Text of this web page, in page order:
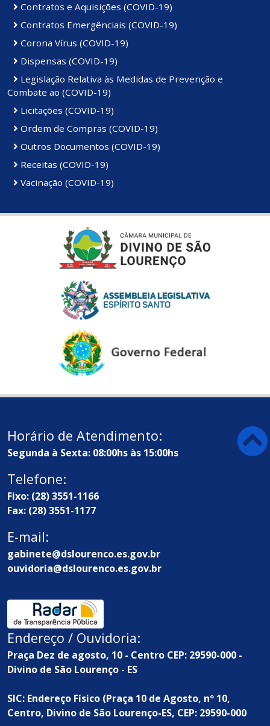
Contratos e Aquisições (COVID-19)
Contratos Emergênciais (COVID-19)
Corona Vírus (COVID-19)
Dispensas (COVID-19)
Legislação Relativa às Medidas de Prevenção e
Combate ao (COVID-19)
Licitações (COVID-19)
Ordem de Compras (COVID-19)
Outros Documentos (COVID-19)
Receitas (COVID-19)
Vacinação (COVID-19)
Horário de Atendimento:
Segunda à Sexta: 08:00hs às 15:00hs
Telefone:
Fixo: (28) 3551-1166
Fax: (28) 3551-1177
E-mail:
gabinete@dslourenco.es.gov.br
ouvidoria@dslourenco.es.gov.br
Endereço / Ouvidoria:
Praça Dez de agosto, 10 - Centro CEP: 29590-000 -
Divino de São Lourenço - ES
SIC: Endereço Físico (Praça 10 de Agosto, nº 10,
Centro, Divino de São Lourenço-ES, CEP: 29590-000